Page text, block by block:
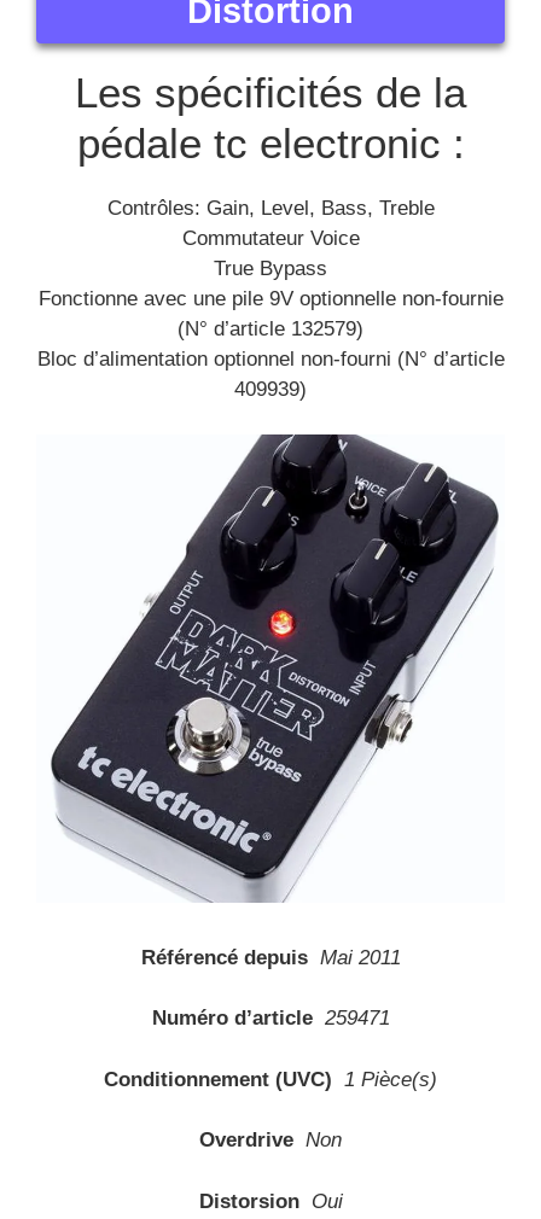
Distortion
Les spécificités de la
pédale tc electronic :
Contrôles: Gain, Level, Bass, Treble
Commutateur Voice
True Bypass
Fonctionne avec une pile 9V optionnelle non-fournie
(N° d’article 132579)
Bloc d’alimentation optionnel non-fourni (N° d’article
409939)
Référencé depuis Mai 2011
Numéro d’article 259471
Conditionnement (UVC) 1 Pièce(s)
Overdrive Non
Distorsion Oui